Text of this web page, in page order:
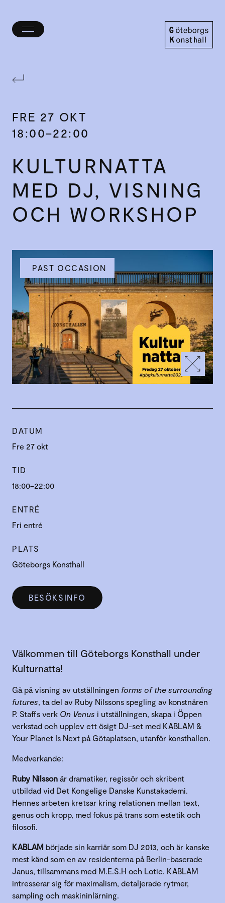
Öppna/stäng
FRE 27 OKT
18:00–22:00
KULTURNATTA
MED DJ, VISNING
OCH WORKSHOP
DATUM
Fre 27 okt
TID
18:00–22:00
ENTRÉ
Fri entré
PLATS
Göteborgs Konsthall
BESÖKSINFO
PAST OCCASION
Välkommen till Göteborgs Konsthall under
Kulturnatta!
Gå på visning av utställningen forms of the surrounding
futures, ta del av Ruby Nilssons spegling av konstnären
P. Staffs verk On Venus i utställningen, skapa i Öppen
verkstad och upplev ett ösigt DJ-set med KABLAM &
Your Planet Is Next på Götaplatsen, utanför konsthallen.
Medverkande:
Ruby Nilsson är dramatiker, regissör och skribent
utbildad vid Det Kongelige Danske Kunstakademi.
Hennes arbeten kretsar kring relationen mellan text,
genus och kropp, med fokus på trans som estetik och
filosofi.
KABLAM började sin karriär som DJ 2013, och är kanske
mest känd som en av residenterna på Berlin-baserade
Janus, tillsammans med M.E.S.H och Lotic. KABLAM
intresserar sig för maximalism, detaljerade rytmer,
sampling och maskininlärning.